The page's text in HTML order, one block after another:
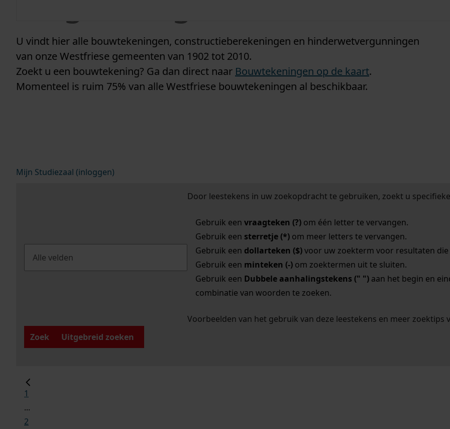
U vindt hier alle bouwtekeningen, constructieberekeningen en hinderwetvergunningen
van onze Westfriese gemeenten van 1902 tot 2010.
Zoekt u een bouwtekening? Ga dan direct naar Bouwtekeningen op de kaart.
Momenteel is ruim 75% van alle Westfriese bouwtekeningen al beschikbaar.
Mijn Studiezaal (inloggen)
Door leestekens in uw zoekopdracht te gebruiken, zoekt u
Gebruik een vraagteken (?)om één letter te vervangen.
Gebruik een sterretje (*)om meer letters te vervangen.
Gebruik een dollarteken ($)voor uw zoekterm voor resultaten die
Gebruik een minteken (-)om zoektermen uit te sluiten.
Gebruik een Dubbele aanhalingstekens (" ")aan het begin en
combinatie van woorden te zoeken.
Voorbeelden van het gebruik van deze leestekens en meer zoektips
Zoek
Uitgebreid zoeken
1
...
2